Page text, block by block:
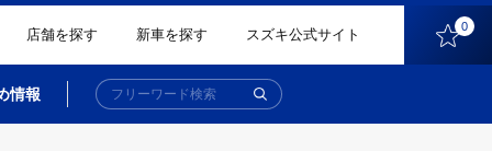
店舗を探す 新車を探す スズキ公式サイト 0
情報